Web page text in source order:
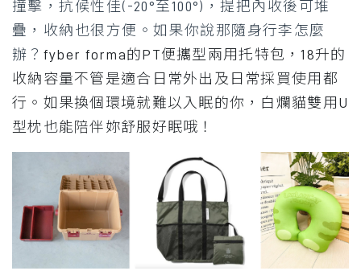
撞擊，抗候性佳(-20°至100°)，提把內收後可堆
疊，收納也很方便。如果你說那隨身行李怎麼
辦？ fyber forma的PT便攜型兩用托特包，18升的
收納容量不管是適合日常外出及日常採買使用都
行。如果換個環境就難以入眠的你，白爛貓雙用U
型枕也能陪伴妳舒服好眠哦！